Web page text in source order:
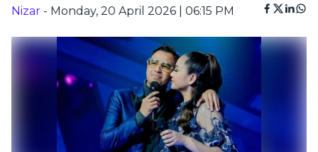
Nizar - Monday, 20 April 2026 | 06:15 PM